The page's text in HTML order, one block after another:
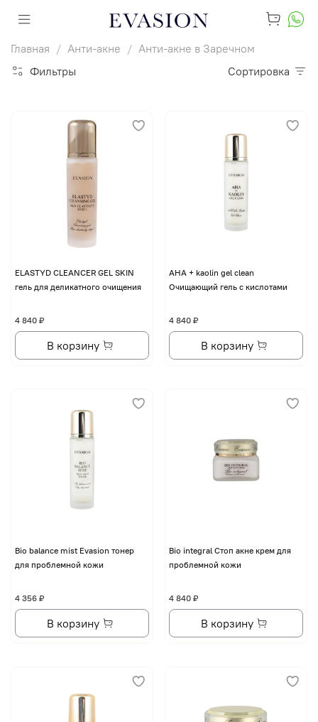
Главная Анти-акне
Анти-акне в Заречном
Фильтры
Сортировка
ELASTYD CLEANCER GEL SKIN
гель для деликатного очищения
4 840 ₽
В корзину
AHA + kaolin gel clean
Очищающий гель с кислотами
4 840 ₽
В корзину
Bio balance mist Evasion тонер
для проблемной кожи
4 356 ₽
В корзину
Bio integral Стоп акне крем для
проблемной кожи
4 840 ₽
В корзину